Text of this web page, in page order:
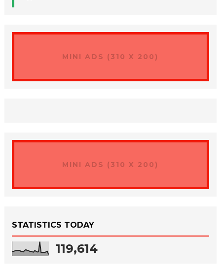
MINI ADS (310 X 200)
MINI ADS (310 X 200)
STATISTICS TODAY
119,614